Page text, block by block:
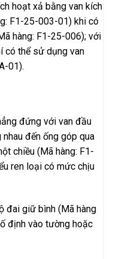
hoạt xả bằng van kích
F1-25-003-01) khi có
hàng: F1-25-006); với
có thể sử dụng van
01).
đứng với van đầu
đến ống góp qua
chiều (Mã hàng: F1-
ren loại có mức chịu
đai giữ bình (Mã hàng
định vào tường hoặc